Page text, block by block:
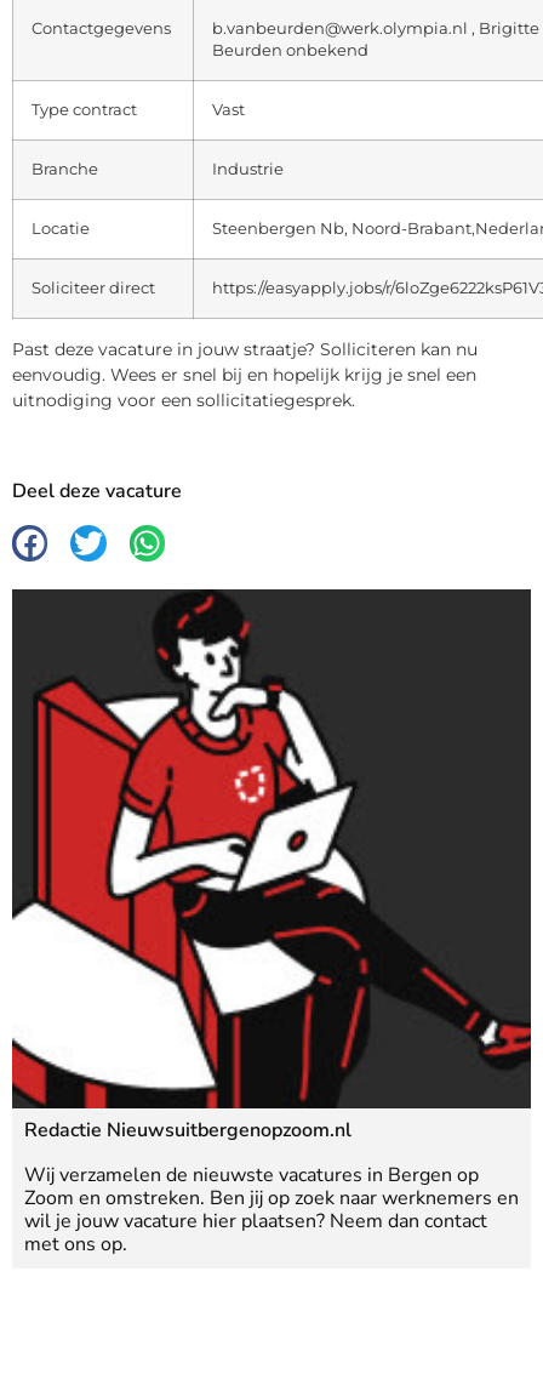
Contactgegevens
b.vanbeurden@werk.olympia.nl , Brigitte
Beurden onbekend
Type contract Vast
Branche Industrie
Locatie Steenbergen Nb, Noord-
Soliciteer direct https://easyapply.jobs/r/
Past deze vacature in jouw straatje? Solliciteren kan nu
eenvoudig. Wees er snel bij en hopelijk krijg je snel een
uitnodiging voor een sollicitatiegesprek.
Deel deze vacature
Redactie Nieuwsuitbergenopzoom.nl
Wij verzamelen de nieuwste vacatures in Bergen op
Zoom en omstreken. Ben jij op zoek naar werknemers en
wil je jouw vacature hier plaatsen? Neem dan contact
met ons op.